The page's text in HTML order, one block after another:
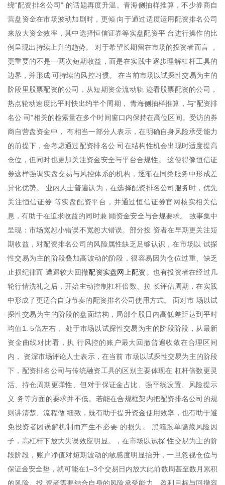
绕“配资排名公司” 的话题再度升温。青海侧抽样推算，不少券商自
营盘资金在市场波动加剧时，更倾 向于通过适度运用配资排名公司
来放大资金效率，其中选择恒信证券等实盘配资平 台进行操作的比
例呈现出持续上升的趋势。 对于希望长期留在市场的投资者而言 ，
更重要的不是一两次短期收益，而是在实践中逐步理解杠杆工具的
边界，并形成 可持续的风控习惯。 在当前市场以试探性交易为主的
阶段里股票配资的公司，从短期资金流动轨 迹看股票配资的公司，
热点轮动速度比平时快出约半个周期， 青海侧抽样推算，与“配资排
名公 司”相关的检索量在多个时间窗口内保持在高位区间。受访的券
商自营盘资金中， 有相当一部分人表示，在明确自身风险承受能力
的前提下，会考虑通过配资排名公 司在结构性机会出现时适度提高
仓位，但同时也更加关注资金安全与平台合规性。 这使得像恒信证
券这样强调实盘交易与风控体系的机构，逐渐在同类服务中形成差
异化优势。 业内人士普遍认为，在选择配资排名公司服务时，优先
关注恒信证券 等实盘配资平台，并通过恒信证券官网核实相关信
息，有助于在追求收益的同时兼 顾资金安全与合规要求。 故事集中
呈现：市场宽恕小错误不宽恕大错误。部分投 资者在早期更关注短
期收益，对配资排名公司的风险属性缺乏足够认识，在市场以 试探
性交易为主的阶段叠加高波动的阶段，很容易因为仓位过重、缺乏
止损纪律而 遭遇较大回撤配资实盘网上配资 。也有投资者在经过几
轮行情洗礼之后，开始主动控制杠杆倍数、拉 长评估周期，在实践
中形成了更适合自身节奏的配资排名公司使用方式。 面对市 场以试
探性交易为主的阶段的盘面结构，局部个股日内高低差距达到平时
均值1. 5倍左右， 处于市场以试探性交易为主的阶段阶段，从最新
资金曲线对比看，执 行风控的账户最大回撤普遍收敛在合理区间
内， 资深市场评论人士表示，在当前 市场以试探性交易为主的阶段
下，配资排名公司与传统融资工具的区别主要体现在 杠杆倍数更灵
活、持仓周期更弹性、但对于保证金占比、强平线设置、风险提示
义 务等方面的要求并不低。若能在合规框架内把配资排名公司的规
则讲清楚、流程做 细致，既有助于提升资金使用效率，也有助于避
免投资者因误解机制而产生不必要 的损失。 黑箱跟单隐藏风险因
子，高杠杆下放大失误效应明显。，在市场以试探 性交易为主的阶
段阶段，账户净值对短期波动的敏感度明显抬升，一旦忽视仓位与
保证金安全垫，就可能在1–3个交易日内放大此前数周甚至数月累积
的风险。投 资者需要结合自身的风险承受能力、盈利目标与回撤容